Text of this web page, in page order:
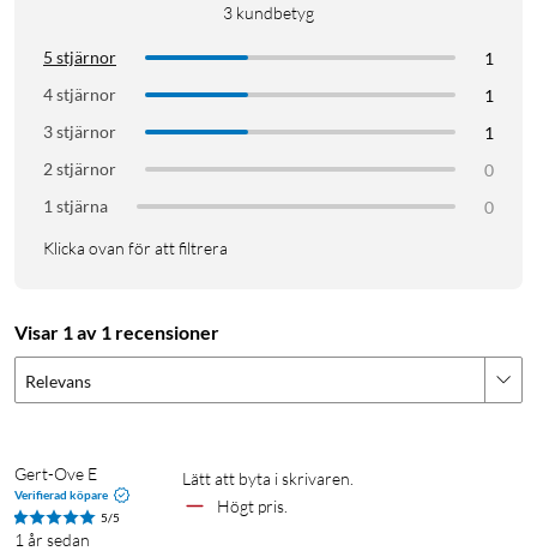
3 kundbetyg
5 stjärnor
1
4 stjärnor
1
3 stjärnor
1
2 stjärnor
0
1 stjärna
0
Klicka ovan för att filtrera
Visar 1 av 1 recensioner
Relevans
Gert-Ove E
Verifierad köpare
5/5
1 år sedan
Lätt att byta i skrivaren.
Högt pris.